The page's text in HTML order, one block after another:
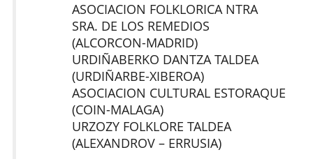
ASOCIACION FOLKLORICA NTRA
SRA. DE LOS REMEDIOS
(ALCORCON-MADRID)
URDIÑABERKO DANTZA TALDEA
(URDIÑARBE-XIBEROA)
ASOCIACION CULTURAL ESTORAQUE
(COIN-MALAGA)
URZOZY FOLKLORE TALDEA
(ALEXANDROV – ERRUSIA)